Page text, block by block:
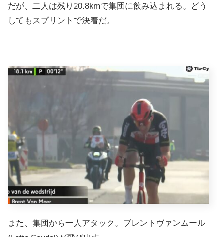
だが、二人は残り20.8kmで集団に飲み込まれる。どう
してもスプリントで決着だ。
また、集団から一人アタック。ブレントヴァンムール